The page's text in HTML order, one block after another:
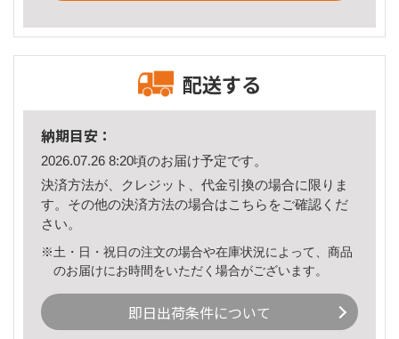
配送する
納期目安：
2026.07.26 8:20頃のお届け予定です。
決済方法が、クレジット、代金引換の場合に限りま
す。その他の決済方法の場合はこちら をご確認くだ
さい。
※土・日・祝日の注文の場合や在庫状況によって、商品
のお届けにお時間をいただく場合がございます。
即日出荷条件について